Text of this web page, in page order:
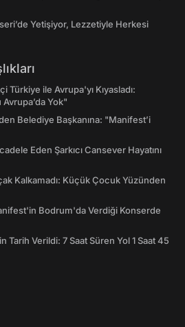
Yetişiyor, Lezzetiyle Herkesi
Türkiye ile Avrupa'yı Kıyasladı:
Yok"
Belediye Başkanına: "Manifest’i
Eden Şarkıcı Cansever Hayatını
Kalkamadı: Küçük Çocuk Yüzünden
Bodrum'da Verdiği Konserde
Tarih Verildi: 7 Saat Süren Yol 1 Saat 45